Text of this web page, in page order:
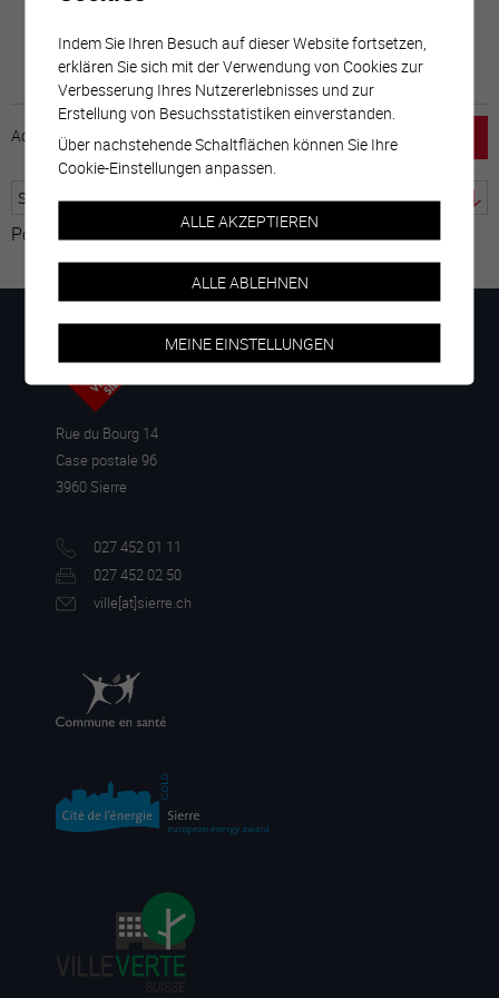
Accueil horaire emploi Mentions légales
Powered by Google Übersetzer
Rue du Bourg 14
Case postale 96
3960 Sierre
027 452 01 11
027 452 02 50
ville[at]sierre.ch
Indem Sie Ihren Besuch auf dieser Website fortsetzen,
erklären Sie sich mit der Verwendung von Cookies zur
Verbesserung Ihres Nutzererlebnisses und zur
Erstellung von Besuchsstatistiken einverstanden.
Über nachstehende Schaltflächen können Sie Ihre
Cookie-Einstellungen anpassen.
ALLE AKZEPTIEREN
ALLE ABLEHNEN
MEINE EINSTELLUNGEN